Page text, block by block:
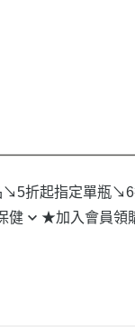
↘5折起指定單瓶
健 ★加入會員領